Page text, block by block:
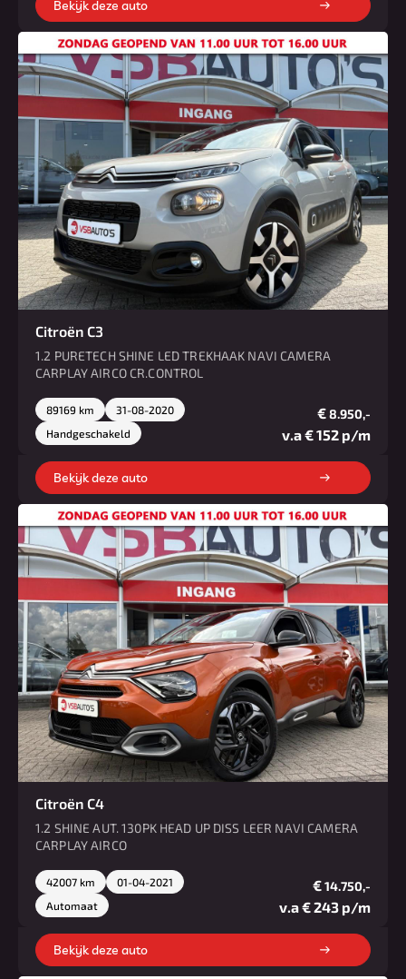
Bekijk deze auto
Citroën C3
1.2 PURETECH SHINE LED TREKHAAK NAVI CAMERA
CARPLAY AIRCO CR.CONTROL
89169 km
31-08-2020
Handgeschakeld
€8.950,-
v.a € 152 p/m
Bekijk deze auto
Citroën C4
1.2 SHINE AUT. 130PK HEAD UP DISS LEER NAVI CAMERA
CARPLAY AIRCO
42007 km
01-04-2021
Automaat
€14.750,-
v.a € 243 p/m
Bekijk deze auto